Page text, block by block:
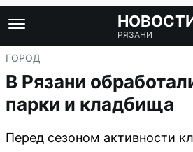
РЯЗАНИ
ГОРОД
В Рязани
парки и кладбища
Перед сезоном активности